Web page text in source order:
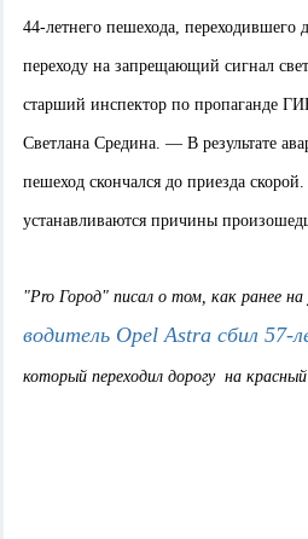
44-летнего пешехода, переходившего
переходу на запрещающий сигнал
старший инспектор по пропаганде
Светлана Средина. — В результате
пешеход скончался до приезда скорой.
устанавливаются причины
"Pro Город" писал о том, как ранее
водитель Opel Astra сбил 57-
который переходил дорогу на